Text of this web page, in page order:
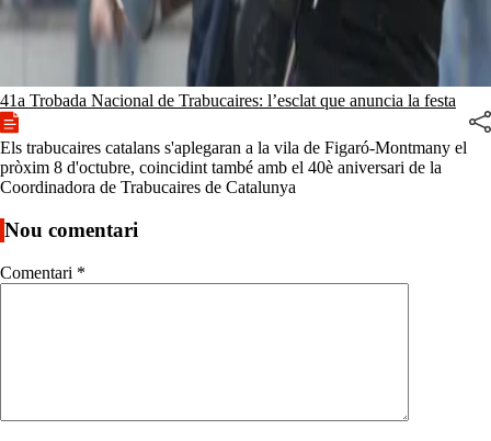
41a Trobada Nacional de Trabucaires: l’esclat que anuncia la festa
Els trabucaires catalans s'aplegaran a la vila de Figaró-Montmany el
pròxim 8 d'octubre, coincidint també amb el 40è aniversari de la
Coordinadora de Trabucaires de Catalunya
Nou comentari
Comentari *